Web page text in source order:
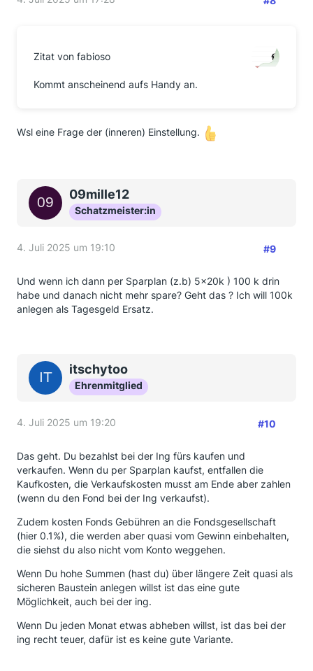
Zitat von fabioso
Kommt anscheinend aufs Handy an.
Wsl eine Frage der (inneren) Einstellung.
09mille12
Schatzmeister:in
4. Juli 2025 um 19:10 #9
Und wenn ich dann per Sparplan (z.b) 5x20k ) 100 k drin
habe und danach nicht mehr spare? Geht das ? Ich will 100k
anlegen als Tagesgeld Ersatz.
itschytoo
Ehrenmitglied
4. Juli 2025 um 19:20 #10
Das geht. Du bezahlst bei der Ing fürs kaufen und
verkaufen. Wenn du per Sparplan kaufst, entfallen die
Kaufkosten, die Verkaufskosten musst am Ende aber zahlen
(wenn du den Fond bei der Ing verkaufst).
Zudem kosten Fonds Gebühren an die Fondsgesellschaft
(hier 0.1%), die werden aber quasi vom Gewinn einbehalten,
die siehst du also nicht vom Konto weggehen.
Wenn Du hohe Summen (hast du) über längere Zeit quasi als
sicheren Baustein anlegen willst ist das eine gute
Möglichkeit, auch bei der ing.
Wenn Du jeden Monat etwas abheben willst, ist das bei der
ing recht teuer, dafür ist es keine gute Variante.